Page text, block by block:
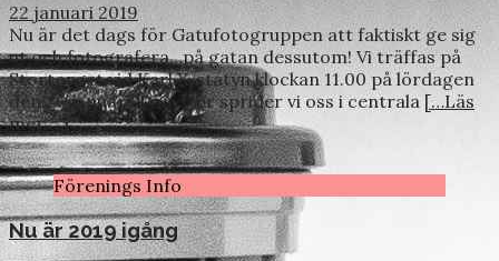
22 januari 2019
Nu är det dags för Gatufotogruppen att faktiskt ge sig
ut och fotografera…på gatan dessutom! Vi träffas på
Stortorget vid Karl X-statyn klockan 11.00 på lördagen
den 26 januari. Därefter sprider vi oss i centrala […Läs
mer …]
Förenings Info
Nu är 2019 igång